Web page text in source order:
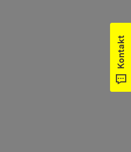
Kontakt